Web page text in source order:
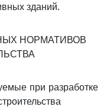
зданий.
НОРМАТИВОВ
при разработке